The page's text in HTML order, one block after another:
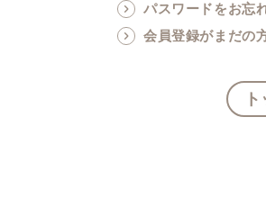
パスワードをお忘
会員登録がまだの